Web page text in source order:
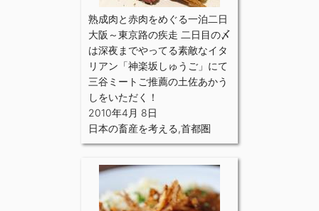
熟成肉と赤肉をめぐる一泊二日
大阪～東京路の疾走 二日目の〆
は深夜までやってる素敵なイタ
リアン「神楽坂しゅうご」にて
三谷ミートご推薦の土佐あかう
しをいただく！
2010年4月 8日
日本の畜産を考える,首都圏